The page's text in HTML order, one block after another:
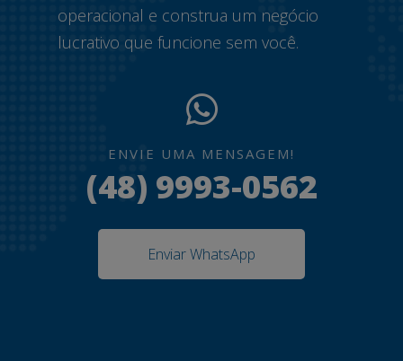
operacional e construa um negócio
lucrativo que funcione sem você.
ENVIE UMA MENSAGEM!
(48) 9993-0562
Enviar WhatsApp